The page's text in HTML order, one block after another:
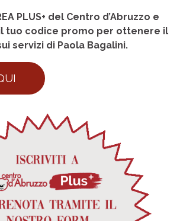
PLUS+ del Centro d’Abruzzo e
tuo codice promo per ottenere il
servizi di Paola Bagalini.